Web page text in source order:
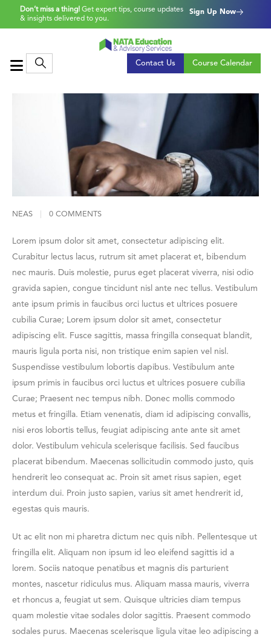
Don’t miss a thing! Get expert tips, course updates
& insights delivered to you.
Sign Up Now
Contact Us Course Calendar
NEAS 0 COMMENTS
Lorem ipsum dolor sit amet, consectetur adipiscing elit.
Curabitur lectus lacus, rutrum sit amet placerat et, bibendum
nec mauris. Duis molestie, purus eget placerat viverra, nisi odio
gravida sapien, congue tincidunt nisl ante nec tellus. Vestibulum
ante ipsum primis in faucibus orci luctus et ultrices posuere
cubilia Curae; Lorem ipsum dolor sit amet, consectetur
adipiscing elit. Fusce sagittis, massa fringilla consequat blandit,
mauris ligula porta nisi, non tristique enim sapien vel nisl.
Suspendisse vestibulum lobortis dapibus. Vestibulum ante
ipsum primis in faucibus orci luctus et ultrices posuere cubilia
Curae; Praesent nec tempus nibh. Donec mollis commodo
metus et fringilla. Etiam venenatis, diam id adipiscing convallis,
nisi eros lobortis tellus, feugiat adipiscing ante ante sit amet
dolor. Vestibulum vehicula scelerisque facilisis. Sed faucibus
placerat bibendum. Maecenas sollicitudin commodo justo, quis
hendrerit leo consequat ac. Proin sit amet risus sapien, eget
interdum dui. Proin justo sapien, varius sit amet hendrerit id,
egestas quis mauris.
Ut ac elit non mi pharetra dictum nec quis nibh. Pellentesque ut
fringilla elit. Aliquam non ipsum id leo eleifend sagittis id a
lorem. Sociis natoque penatibus et magnis dis parturient
montes, nascetur ridiculus mus. Aliquam massa mauris, viverra
et rhoncus a, feugiat ut sem. Quisque ultricies diam tempus
quam molestie vitae sodales dolor sagittis. Praesent commodo
sodales purus. Maecenas scelerisque ligula vitae leo adipiscing a